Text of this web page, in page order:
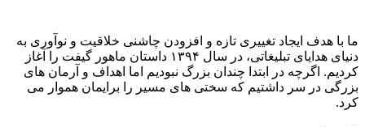
ما با هدف ایجاد تغییری تازه و افزودن چاشنی خلاقیت و نوآوری به
دنیای هدایای تبلیغاتی، در سال ۱۳۹۴ داستان ماهور گیفت را آغاز
کردیم. اگرچه در ابتدا چندان بزرگ نبودیم اما اهداف و آرمان های
بزرگی در سر داشتیم که سختی های مسیر را برایمان هموار می
کرد.